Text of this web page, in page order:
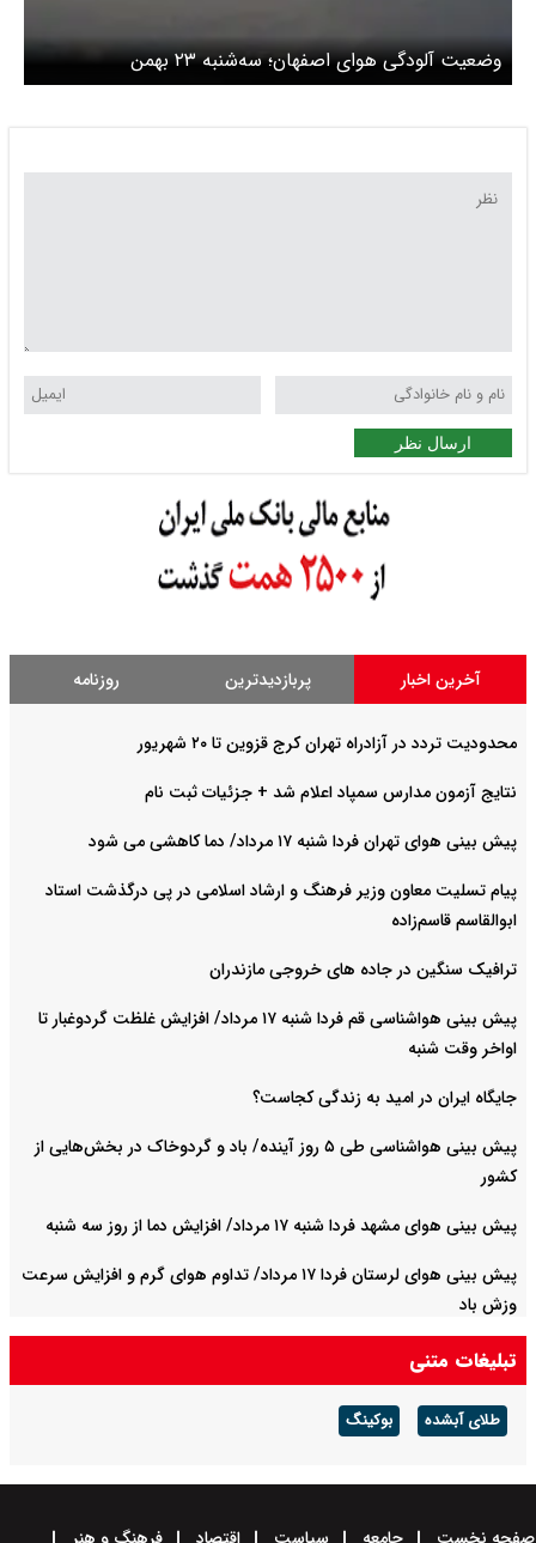
وضعیت آلودگی هوای اصفهان؛ سه‌شنبه ۲۳ بهمن
ارسال نظر
آخرین اخبار پربازدیدترین روزنامه
محدودیت تردد در آزادراه تهران کرج قزوین تا ۲۰ شهریور
نتایج آزمون مدارس سمپاد اعلام شد + جزئیات ثبت نام
پیش بینی هوای تهران فردا شنبه ۱۷ مرداد/ دما کاهشی می شود
پیام تسلیت معاون وزیر فرهنگ و ارشاد اسلامی در پی درگذشت استاد
ابوالقاسم قاسم‌زاده
ترافیک سنگین در جاده های خروجی مازندران
پیش بینی هواشناسی قم فردا شنبه ۱۷ مرداد/ افزایش غلظت گردوغبار تا
اواخر وقت شنبه
جایگاه ایران در امید به زندگی کجاست؟
پیش بینی هواشناسی طی ۵ روز آینده/ باد و گردوخاک در بخش‌هایی از
کشور
پیش بینی هوای مشهد فردا شنبه ۱۷ مرداد/ افزایش دما از روز سه شنبه
پیش بینی هوای لرستان فردا ۱۷ مرداد/ تداوم هوای گرم و افزایش سرعت
وزش باد
تبلیغات متنی
طلای آبشده بوکینگ